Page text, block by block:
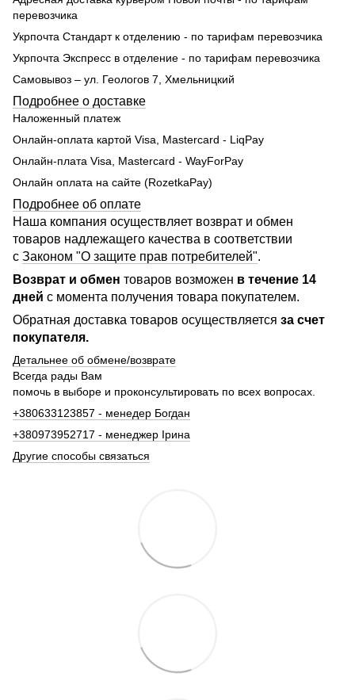
перевозчика
Укрпочта Стандарт к отделению - по тарифам перевозчика
Укрпочта Экспресс в отделение - по тарифам перевозчика
Самовывоз – ул. Геологов 7, Хмельницкий
Подробнее о доставке
Наложенный платеж
Онлайн-оплата картой Visa, Mastercard - LiqPay
Онлайн-плата Visa, Mastercard - WayForPay
Онлайн оплата на сайте (RozetkaPay)
Подробнее об оплате
Наша компания осуществляет возврат и обмен
товаров надлежащего качества в соответствии
с Законом "О защите прав потребителей".
Возврат и обмен товаров возможен в течение 14
дней с момента получения товара покупателем.
Обратная доставка товаров осуществляется за счет
покупателя.
Детальнее об обмене/возврате
Всегда рады Вам
помочь в выборе и проконсультировать по всех вопросах.
+380633123857 - менедер Богдан
+380973952717 - менеджер Ірина
Другие способы связаться